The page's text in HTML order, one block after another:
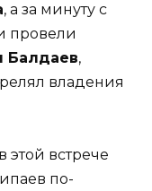
, а за минуту с
провели
Балдаев,
владения
этой встрече
по-